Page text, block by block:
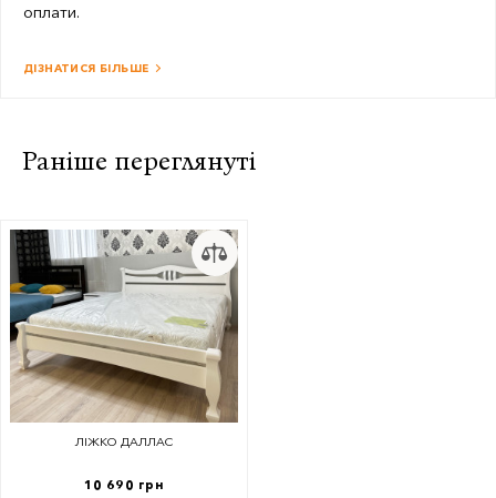
оплати.
ДІЗНАТИСЯ БІЛЬШЕ
Раніше переглянуті
ЛІЖКО ДАЛЛАС
10 690 грн